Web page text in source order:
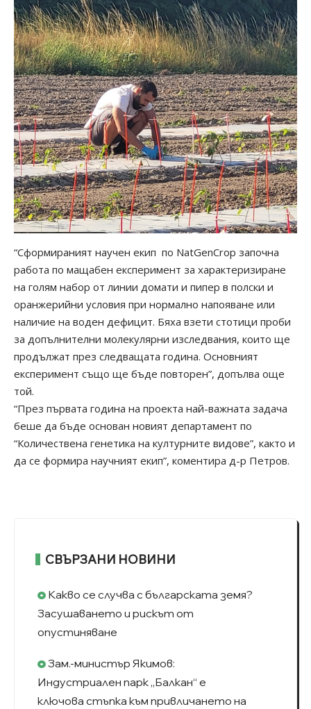
“Сформираният научен екип по NatGenCrop започна
работа по мащабен експеримент за характеризиране
на голям набор от линии домати и пипер в полски и
оранжерийни условия при нормално напояване или
наличие на воден дефицит. Бяха взети стотици проби
за допълнителни молекулярни изследвания, които ще
продължат през следващата година. Основният
експеримент също ще бъде повторен”, допълва още
той.
“През първата година на проекта най-важната задача
беше да бъде основан новият департамент по
“Количествена генетика на културните видове”, както и
да се формира научният екип”, коментира д-р Петров.
СВЪРЗАНИ НОВИНИ
Какво се случва с българската земя?
Засушаването и рискът от
опустиняване
Зам.-министър Якимов:
Индустриален парк „Балкан“ е
ключова стъпка към привличането на